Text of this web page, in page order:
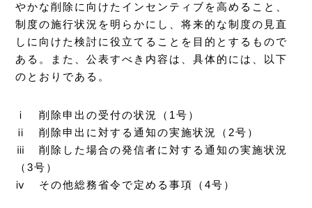
やかな削除に向けたインセンティブを高めること、
制度の施行状況を明らかにし、将来的な制度の見直
しに向けた検討に役立てることを目的とするもので
ある。また、公表すべき内容は、具体的には、以下
のとおりである。
ⅰ 削除申出の受付の状況（1号）
ⅱ 削除申出に対する通知の実施状況（2号）
ⅲ 削除した場合の発信者に対する通知の実施状況
（3号）
ⅳ その他総務省令で定める事項（4号）